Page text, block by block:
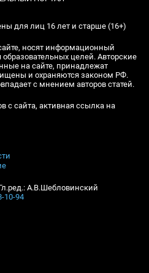
для лиц 16 лет и старше (16+)
носят информационный
целей. Авторские
на сайте, принадлежат
и охраняются законом РФ.
с мнением авторов статей.
с сайта, активная ссылка на
А.В.Шебловинский
10-94